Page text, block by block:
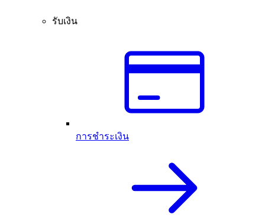
รับเงิน
การชำระเงิน